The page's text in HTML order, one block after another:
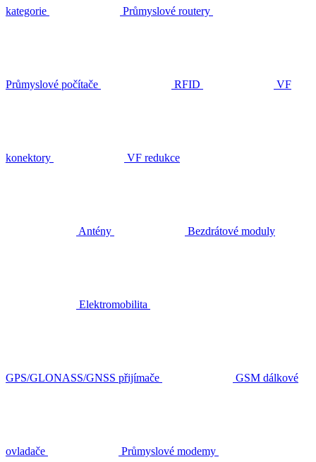
kategorie Průmyslové routery
Průmyslové počítače RFID VF
konektory VF redukce
Antény Bezdrátové moduly
Elektromobilita
GPS/GLONASS/GNSS přijímače GSM dálkové
ovladače Průmyslové modemy